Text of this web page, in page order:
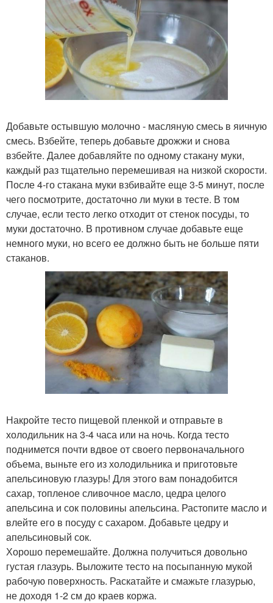
Добавьте остывшую молочно - масляную смесь в яичную
смесь. Взбейте, теперь добавьте дрожжи и снова
взбейте. Далее добавляйте по одному стакану муки,
каждый раз тщательно перемешивая на низкой скорости.
После 4-го стакана муки взбивайте еще 3-5 минут, после
чего посмотрите, достаточно ли муки в тесте. В том
случае, если тесто легко отходит от стенок посуды, то
муки достаточно. В противном случае добавьте еще
немного муки, но всего ее должно быть не больше пяти
стаканов.
Накройте тесто пищевой пленкой и отправьте в
холодильник на 3-4 часа или на ночь. Когда тесто
поднимется почти вдвое от своего первоначального
объема, выньте его из холодильника и приготовьте
апельсиновую глазурь! Для этого вам понадобится
сахар, топленое сливочное масло, цедра целого
апельсина и сок половины апельсина. Растопите масло и
влейте его в посуду с сахаром. Добавьте цедру и
апельсиновый сок.
Хорошо перемешайте. Должна получиться довольно
густая глазурь. Выложите тесто на посыпанную мукой
рабочую поверхность. Раскатайте и смажьте глазурью,
не доходя 1-2 см до краев коржа.